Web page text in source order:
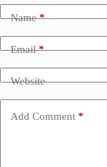
Name*
Email*
Website
Add Comment *